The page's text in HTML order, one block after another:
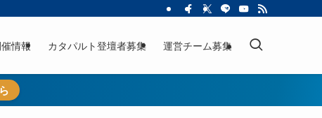
情報 カタパルト登壇者募集 運営チーム募集